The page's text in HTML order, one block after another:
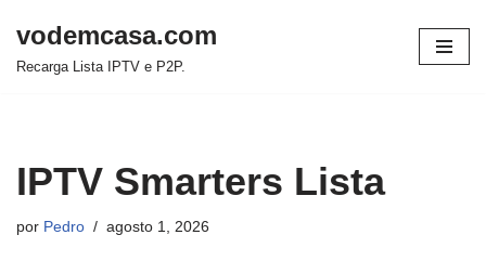
Pular
vodemcasa.com
Recarga Lista IPTV e P2P.
IPTV Smarters Lista
por Pedro agosto 1, 2026